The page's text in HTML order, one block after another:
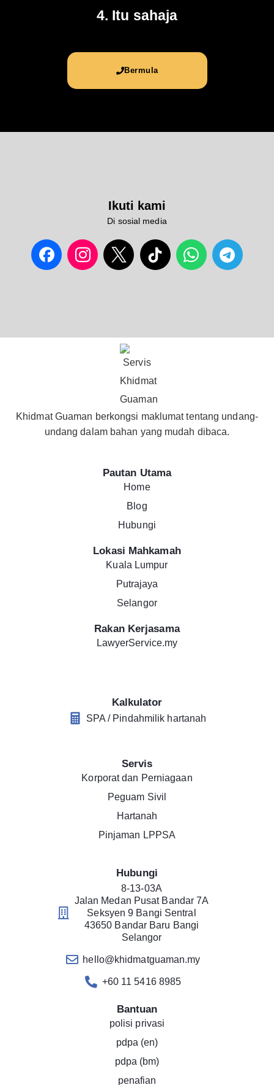
4. Itu sahaja
Bermula
Ikuti kami
Di sosial media
Khidmat Guaman berkongsi maklumat tentang undang-
undang dalam bahan yang mudah dibaca.
Pautan Utama
Home
Blog
Hubungi
Lokasi Mahkamah
Kuala Lumpur
Putrajaya
Selangor
Rakan Kerjasama
LawyerService.my
Kalkulator
SPA / Pindahmilik hartanah
Servis
Korporat dan Perniagaan
Peguam Sivil
Hartanah
Pinjaman LPPSA
Hubungi
8-13-03A
Jalan Medan Pusat Bandar 7A
Seksyen 9 Bangi Sentral
43650 Bandar Baru Bangi
Selangor
hello@khidmatguaman.my
+60 11 5416 8985
Bantuan
polisi privasi
pdpa (en)
pdpa (bm)
penafian